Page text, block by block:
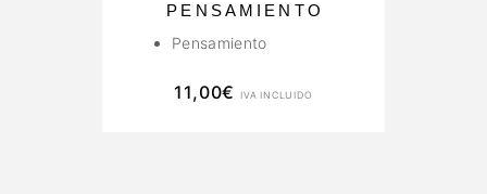
PENSAMIENTO
Pensamiento
11,00€ IVA INCLUIDO